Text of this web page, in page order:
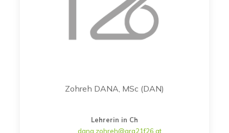
Zohreh DANA, MSc (DAN)
Lehrerin in Ch
dana.zohreh@grg21f26.at